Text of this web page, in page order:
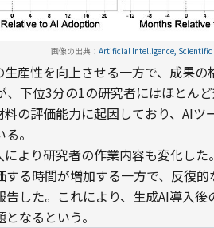
画像の出典： Artificial Intelligence, Scientific
生産性を向上させる一方で、成果
、下位3分の1の研究者にはほとん
の評価能力に起因しており、AI
。
により研究者の作業内容も変化し
する時間が増加する一方で、反復
告した。これにより、生成AI導入
なるという。